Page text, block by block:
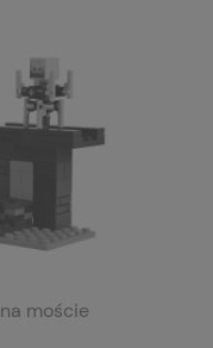
moście